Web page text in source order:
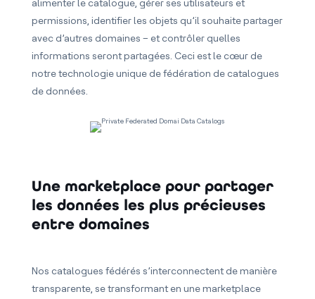
alimenter le catalogue, gérer ses utilisateurs et
permissions, identifier les objets qu’il souhaite partager
avec d’autres domaines – et contrôler quelles
informations seront partagées. Ceci est le cœur de
notre technologie unique de fédération de catalogues
de données.
Une marketplace pour partager
les données les plus précieuses
entre domaines
Nos catalogues fédérés s’interconnectent de manière
transparente, se transformant en une marketplace